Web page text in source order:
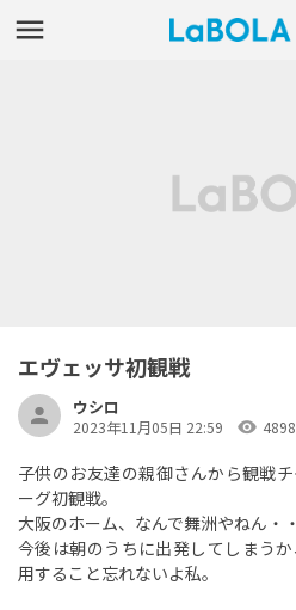
エヴェッサ初観戦
ウシロ
2023年11月05日 22:59 visibility 4898
子供のお友達の親御さんから観戦
ーグ初観戦。
大阪のホーム、なんで舞洲やねん・
今後は朝のうちに出発してしまう
用すること忘れないよ私。